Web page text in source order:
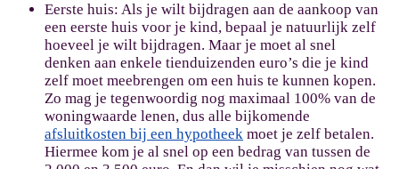
Eerste huis: Als je wilt bijdragen aan de aankoop van
een eerste huis voor je kind, bepaal je natuurlijk zelf
hoeveel je wilt bijdragen. Maar je moet al snel
denken aan enkele tienduizenden euro’s die je kind
zelf moet meebrengen om een huis te kunnen kopen.
Zo mag je tegenwoordig nog maximaal 100% van de
woningwaarde lenen, dus alle bijkomende
afsluitkosten bij een hypotheek moet je zelf betalen.
Hiermee kom je al snel op een bedrag van tussen de